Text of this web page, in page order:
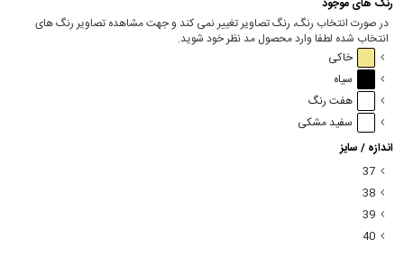
رنگ های موجود
در صورت انتخاب رنگ، رنگ تصاویر تغییر نمی کند و جهت مشاهده تصاویر رنگ های
انتخاب شده لطفا وارد محصول مد نظر خود شوید.
خاکی
سیاه
هفت رنگ
سفید مشکی
اندازه / سایز
37
38
39
40